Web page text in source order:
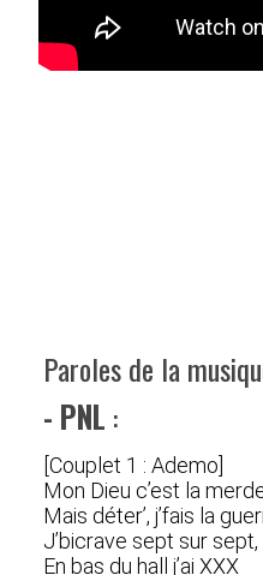
Paroles de la
- PNL :
[Couplet 1 : Ademo]
Mon Dieu c’est la
Mais déter’, j’fais la
J’bicrave sept sur
En bas du hall j’ai XXX